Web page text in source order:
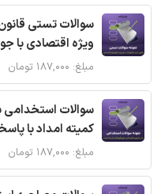
سوالات تستی
ویژه اقتصادی با
مبلغ: ۱۸۷,۰۰۰ تومان
سوالات
کمیته امداد با
مبلغ: ۱۸۷,۰۰۰ تومان